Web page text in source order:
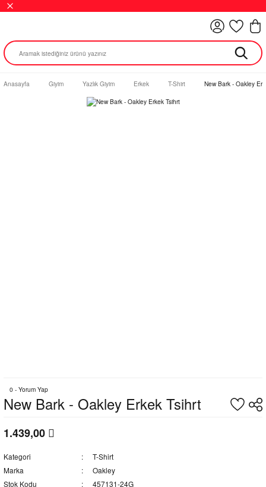
Anasayfa Giyim Yazlık Giyim Erkek T-Shirt New Bark - Oakley
0 - Yorum Yap
New Bark - Oakley Erkek Tsihrt
1.439,00
Kategori
T-Shirt
Marka
Oakley
Stok Kodu
457131-24G